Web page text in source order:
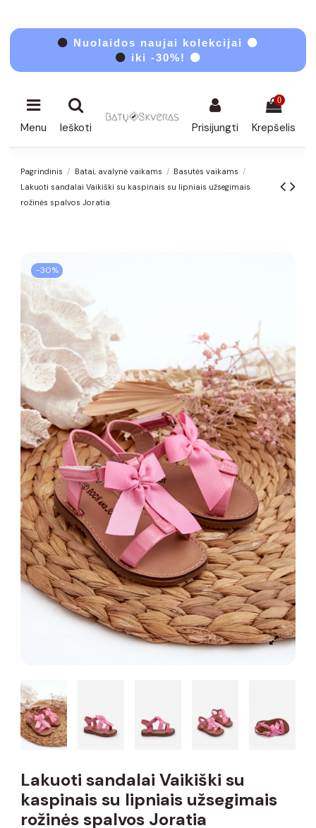
⚫ Nuolaidos naujai kolekcijai ⚫
⚫ iki -30%! ⚫
Menu Ieškoti Prisijungti
0
Krepšelis
Pagrindinis Batai, avalynė vaikams
Basutės vaikams
Lakuoti sandalai Vaikiški su kaspinais su lipniais užsegimais
rožinės spalvos Joratia
−30%
Lakuoti sandalai Vaikiški su
kaspinais su lipniais užsegimais
rožinės spalvos Joratia